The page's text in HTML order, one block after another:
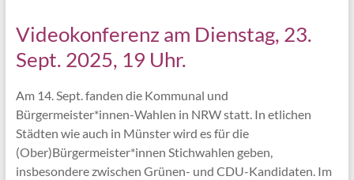
Videokonferenz am Dienstag, 23.
Sept. 2025, 19 Uhr.
Am 14. Sept. fanden die Kommunal und
Bürgermeister*innen-Wahlen in NRW statt. In etlichen
Städten wie auch in Münster wird es für die
(Ober)Bürgermeister*innen Stichwahlen geben,
insbesondere zwischen Grünen- und CDU-Kandidaten. Im